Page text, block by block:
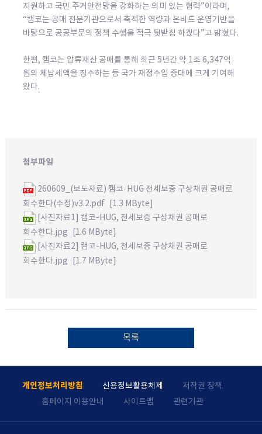
지원하고 국민 주거안전망을 강화하는 의미 있는 협력”이라며,
“캠코는 공매 전문기관으로서 축적한 역량과 온비드 운영기반을
바탕으로 공공부문의 정책 수행을 적극 뒷받침 하겠다”고 밝혔다.
한편, 캠코는 압류재산 공매를 통해 최근 5년간 약 1조 6,347억
원의 체납세액을 징수하는 등 국가 재정수입 증대에 크게 기여해
왔다.
첨부파일
260609_(보도자료) 캠코-HUG 전세보증 구상채권 공매로
회수한다(수정)v3.2.pdf [1.3 MByte]
[사진자료1] 캠코-HUG, 전세보증 구상채권 공매로
회수한다.jpg [1.6 MByte]
[사진자료2] 캠코-HUG, 전세보증 구상채권 공매로
회수한다.jpg [1.7 MByte]
목록
개인정보처리방침 신용정보활용체제
저작권 정책
홈페이지 이용안내
사이트맵 관련기관